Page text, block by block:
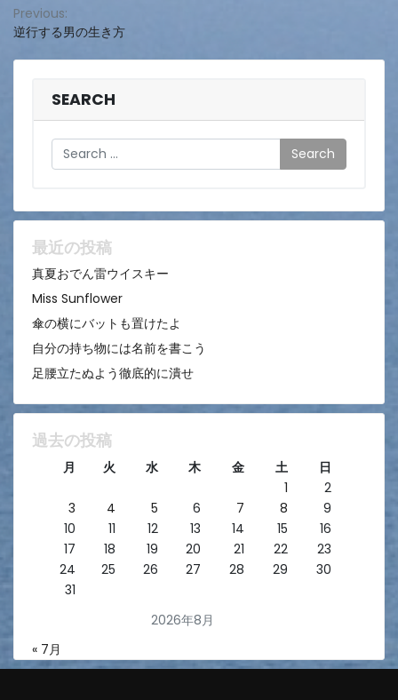
投
稿
ョ
ン
Previous:
逆行する男の生き方
SEARCH
Search
最近の投稿
真夏おでん雷ウイスキー
Miss Sunflower
傘の横にバットも置けたよ
自分の持ち物には名前を書こう
足腰立たぬよう徹底的に潰せ
過去の投稿
2026年8月
月 火 水 木 金 土
日
1
2
3
4 5 6 7 8
9
10
11 12 13 14 15
16
17
18 19 20 21 22
23
24
25 26 27 28 29
30
31
« 7月